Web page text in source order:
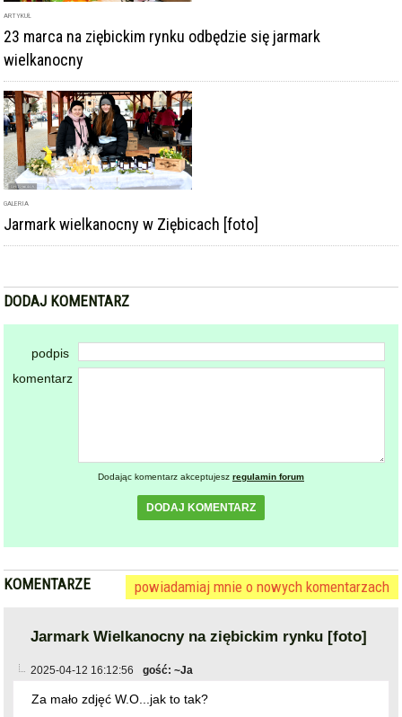
ARTYKUŁ
23 marca na ziębickim rynku odbędzie się jarmark
wielkanocny
GALERIA
Jarmark wielkanocny w Ziębicach [foto]
DODAJ KOMENTARZ
podpis
komentarz
Dodając komentarz akceptujesz regulamin forum
DODAJ KOMENTARZ
KOMENTARZE powiadamiaj mnie o nowych komentarzach
Jarmark Wielkanocny na ziębickim rynku [foto]
2025-04-12 16:12:56 gość: ~Ja
Za mało zdjęć W.O...jak to tak?